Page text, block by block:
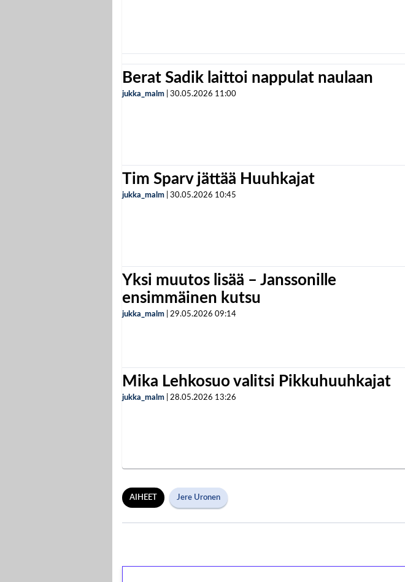
Berat Sadik laittoi nappulat naulaan
jukka_malm 30.05.2026 11:00
Tim Sparv jättää Huuhkajat
jukka_malm 30.05.2026 10:45
Yksi muutos lisää – Janssonille
ensimmäinen kutsu
jukka_malm 29.05.2026 09:14
Mika Lehkosuo valitsi Pikkuhuuhkajat
jukka_malm 28.05.2026 13:26
AIHEET Jere Uronen